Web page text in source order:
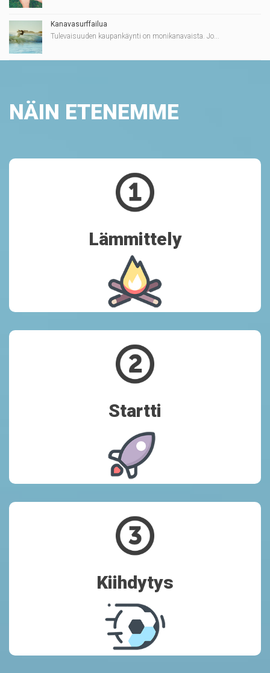
Kanavasurffailua
Tulevaisuuden kaupankäynti on monikanavaista. Jo...
NÄIN ETENEMME
Lämmittely
Käymme aloitustyöpajassamme läpi palveluvalikoimasi nykytilan
ja valitsemme sopivat kehityskohteet.
Startti
Vahvistamme asiakasymmärrystä, käymme läpi kohderyhmäsi ja
Kiihdytys
Hiomme palveluprosessisi yksi kerrallaan asiakaslähtöisiksi ja
tasalaatuisiksi. Täydennämme tarvittaessa palveluvalikoimaasi
uusilla konsepteilla. Keskimäärin 1–2 työpajaa/palvelu.